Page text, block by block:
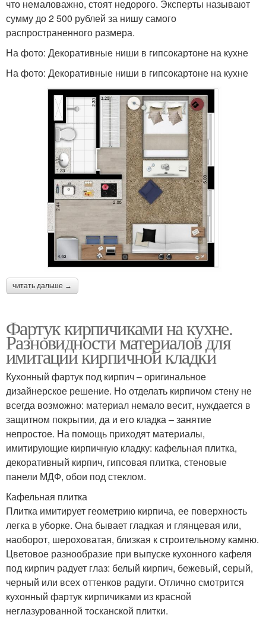
что немаловажно, стоят недорого. Эксперты называют
сумму до 2 500 рублей за нишу самого
распространенного размера.
На фото: Декоративные ниши в гипсокартоне на кухне
На фото: Декоративные ниши в гипсокартоне на кухне
читать дальше →
Фартук кирпичиками на кухне.
Разновидности материалов для
имитации кирпичной кладки
Кухонный фартук под кирпич – оригинальное
дизайнерское решение. Но отделать кирпичом стену не
всегда возможно: материал немало весит, нуждается в
защитном покрытии, да и его кладка – занятие
непростое. На помощь приходят материалы,
имитирующие кирпичную кладку: кафельная плитка,
декоративный кирпич, гипсовая плитка, стеновые
панели МДФ, обои под стеклом.
Кафельная плитка
Плитка имитирует геометрию кирпича, ее поверхность
легка в уборке. Она бывает гладкая и глянцевая или,
наоборот, шероховатая, близкая к строительному камню.
Цветовое разнообразие при выпуске кухонного кафеля
под кирпич радует глаз: белый кирпич, бежевый, серый,
черный или всех оттенков радуги. Отлично смотрится
кухонный фартук кирпичиками из красной
неглазурованной тосканской плитки.